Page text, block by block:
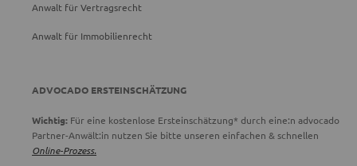
Anwalt für Vertragsrecht
Anwalt für Immobilienrecht
ADVOCADO ERSTEINSCHÄTZUNG
Wichtig: Für eine kostenlose Ersteinschätzung* durch eine:n advocado
Partner-Anwält:in nutzen Sie bitte unseren einfachen & schnellen
Online-Prozess.